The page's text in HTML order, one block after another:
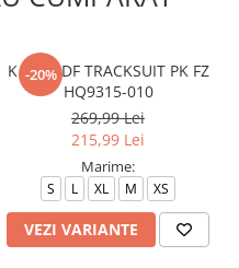
-20%
K NSW DF TRACKSUIT PK FZ
HQ9315-010
269,99 Lei
215,99 Lei
Marime:
S L XL M XS
VEZI VARIANTE